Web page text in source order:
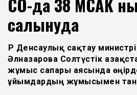
СҚО-да 38 МСАК
салынуда
ҚР Денсаулық сақтау
Әлназарова Солтүстік
жұмыс сапары аясында
ұйымдардың жұмысымен